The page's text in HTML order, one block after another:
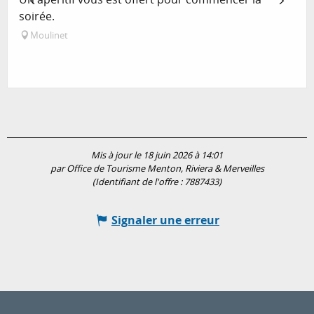
soirée.
Moulinet
Mis à jour le 18 juin 2026 à 14:01
par Office de Tourisme Menton, Riviera & Merveilles
(Identifiant de l'offre : 7887433)
Signaler une erreur